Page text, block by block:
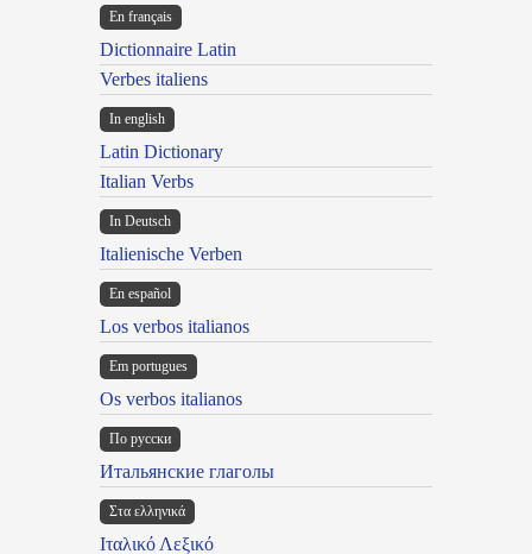
En français
Dictionnaire Latin
Verbes italiens
In english
Latin Dictionary
Italian Verbs
In Deutsch
Italienische Verben
En español
Los verbos italianos
Em portugues
Os verbos italianos
По русски
Итальянские глаголы
Στα ελληνικά
Ιταλικό Λεξικό